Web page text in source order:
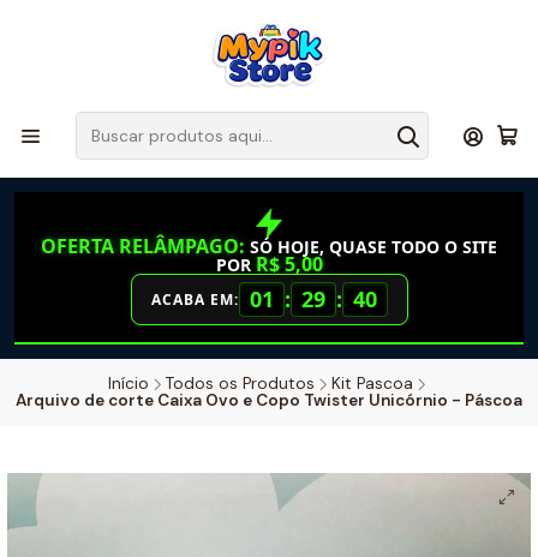
OFERTA RELÂMPAGO: SÓ HOJE, QUASE TODO O SITE
POR R$ 5,00
ACABA EM: 01 : 29 : 40
Início Todos os Produtos
Kit Pascoa
Arquivo de corte Caixa Ovo e Copo Twister Unicórnio - Páscoa